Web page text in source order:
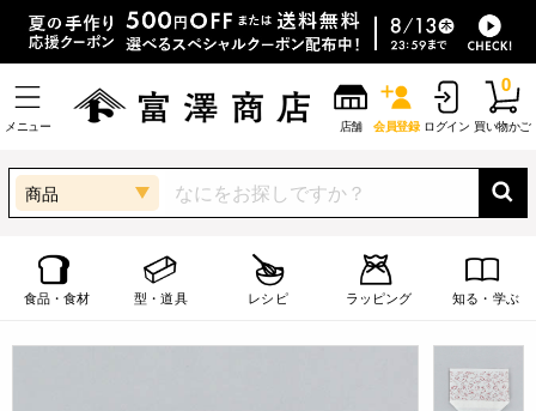
メニュー 店舗 会員登録 ログイン 買い物かご
0
商品
食品・食材 型・道具 レシピ ラッピング 知る・学ぶ